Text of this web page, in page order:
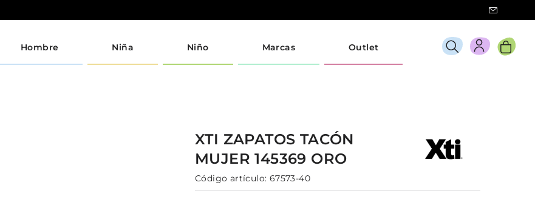
Hombre Niña Niño Marcas Outlet
XTI ZAPATOS TACÓN
MUJER145369 ORO
Código artículo: 67573-40